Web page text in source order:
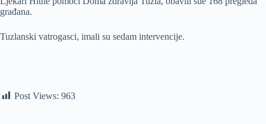
građana.
Tuzlanski vatrogasci, imali su sedam intervencije.
Post Views: 963